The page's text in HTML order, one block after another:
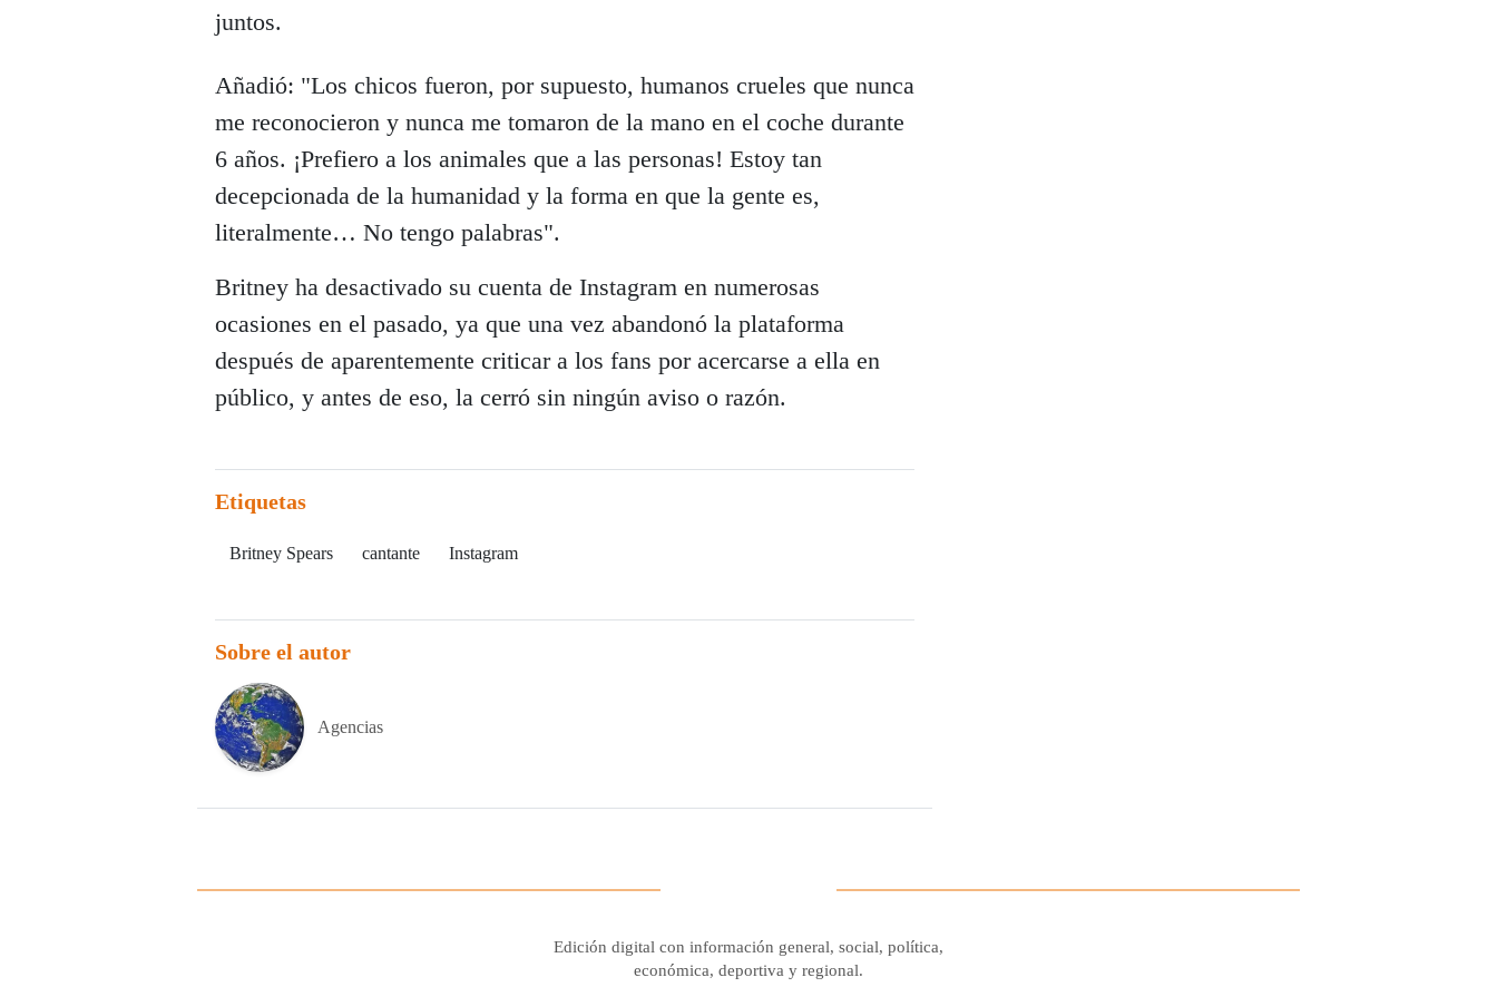
juntos.
Añadió: "Los chicos fueron, por supuesto, humanos crueles que nunca
me reconocieron y nunca me tomaron de la mano en el coche durante
6 años. ¡Prefiero a los animales que a las personas! Estoy tan
decepcionada de la humanidad y la forma en que la gente es,
literalmente… No tengo palabras".
Britney ha desactivado su cuenta de Instagram en numerosas
ocasiones en el pasado, ya que una vez abandonó la plataforma
después de aparentemente criticar a los fans por acercarse a ella en
público, y antes de eso, la cerró sin ningún aviso o razón.
Etiquetas
Britney Spears cantante Instagram
Sobre el autor
Agencias
Edición digital con información general, social, política,
económica, deportiva y regional.